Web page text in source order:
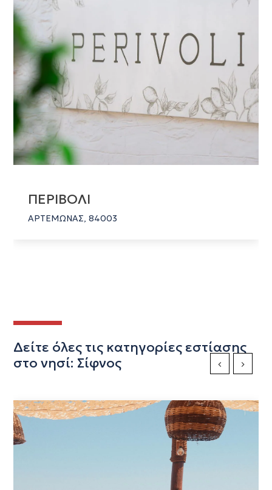
ΠΕΡΙΒΟΛΙ
ΑΡΤΕΜΩΝΑΣ, 84003
Δείτε όλες τις κατηγορίες εστίασης
στο νησί: Σίφνος
Previous Slide
Next